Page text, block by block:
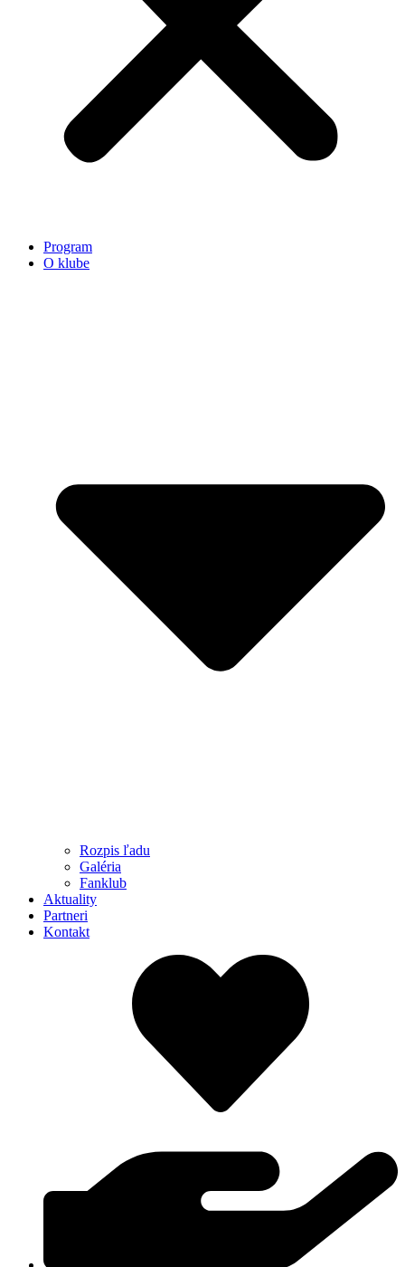
Program
O klube
Rozpis ľadu
Galéria
Fanklub
Aktuality
Partneri
Kontakt